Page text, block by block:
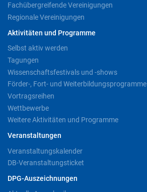
Fachübergreifende Vereinigungen
Regionale Vereinigungen
Aktivitäten und Programme
Selbst aktiv werden
Tagungen
Wissenschaftsfestivals und -shows
Förder-, Fort- und Weiterbildungsprogramme
Vortragsreihen
Wettbewerbe
Weitere Aktivitäten und Programme
Veranstaltungen
Veranstaltungskalender
DB-Veranstaltungsticket
DPG-Auszeichnungen